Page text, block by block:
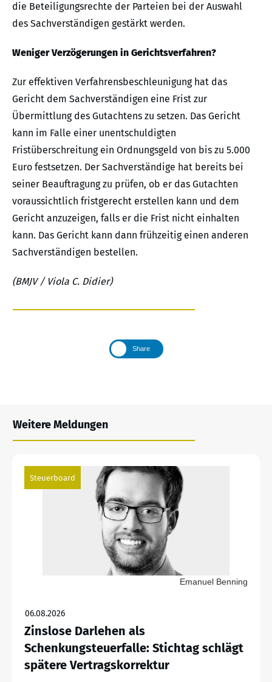
die Beteiligungsrechte der Parteien bei der Auswahl
des Sachverständigen gestärkt werden.
Weniger Verzögerungen in Gerichtsverfahren?
Zur effektiven Verfahrensbeschleunigung hat das
Gericht dem Sachverständigen eine Frist zur
Übermittlung des Gutachtens zu setzen. Das Gericht
kann im Falle einer unentschuldigten
Fristüberschreitung ein Ordnungsgeld von bis zu 5.000
Euro festsetzen. Der Sachverständige hat bereits bei
seiner Beauftragung zu prüfen, ob er das Gutachten
voraussichtlich fristgerecht erstellen kann und dem
Gericht anzuzeigen, falls er die Frist nicht einhalten
kann. Das Gericht kann dann frühzeitig einen anderen
Sachverständigen bestellen.
(BMJV / Viola C. Didier)
Share
Weitere Meldungen
Steuerboard
Emanuel Benning
06.08.2026
Zinslose Darlehen als
Schenkungsteuerfalle: Stichtag schlägt
spätere Vertragskorrektur